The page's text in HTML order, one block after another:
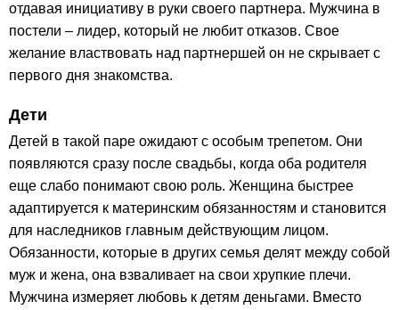
отдавая инициативу в руки своего партнера. Мужчина в
постели – лидер, который не любит отказов. Свое
желание властвовать над партнершей он не скрывает с
первого дня знакомства.
Дети
Детей в такой паре ожидают с особым трепетом. Они
появляются сразу после свадьбы, когда оба родителя
еще слабо понимают свою роль. Женщина быстрее
адаптируется к материнским обязанностям и становится
для наследников главным действующим лицом.
Обязанности, которые в других семья делят между собой
муж и жена, она взваливает на свои хрупкие плечи.
Мужчина измеряет любовь к детям деньгами. Вместо